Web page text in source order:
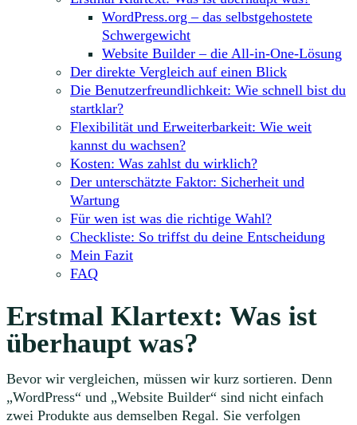
WordPress.org – das selbstgehostete
Schwergewicht
Website Builder – die All-in-One-Lösung
Der direkte Vergleich auf einen Blick
Die Benutzerfreundlichkeit: Wie schnell bist du
startklar?
Flexibilität und Erweiterbarkeit: Wie weit
kannst du wachsen?
Kosten: Was zahlst du wirklich?
Der unterschätzte Faktor: Sicherheit und
Wartung
Für wen ist was die richtige Wahl?
Checkliste: So triffst du deine Entscheidung
Mein Fazit
FAQ
Erstmal Klartext: Was ist
überhaupt was?
Bevor wir vergleichen, müssen wir kurz sortieren. Denn
„WordPress“ und „Website Builder“ sind nicht einfach
zwei Produkte aus demselben Regal. Sie verfolgen